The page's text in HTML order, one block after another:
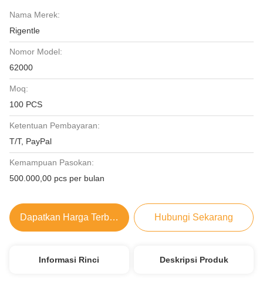
Nama Merek:
Rigentle
Nomor Model:
62000
Moq:
100 PCS
Ketentuan Pembayaran:
T/T, PayPal
Kemampuan Pasokan:
500.000,00 pcs per bulan
Dapatkan Harga Terbaik Hubungi Sekarang
Informasi Rinci Deskripsi Produk